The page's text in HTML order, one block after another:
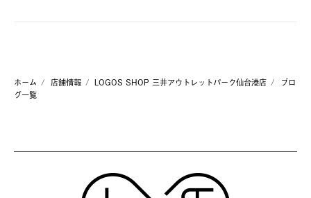
ホーム 店舗情報 LOGOS SHOP 三井アウトレットパーク仙台港店
ブロ
グ一覧